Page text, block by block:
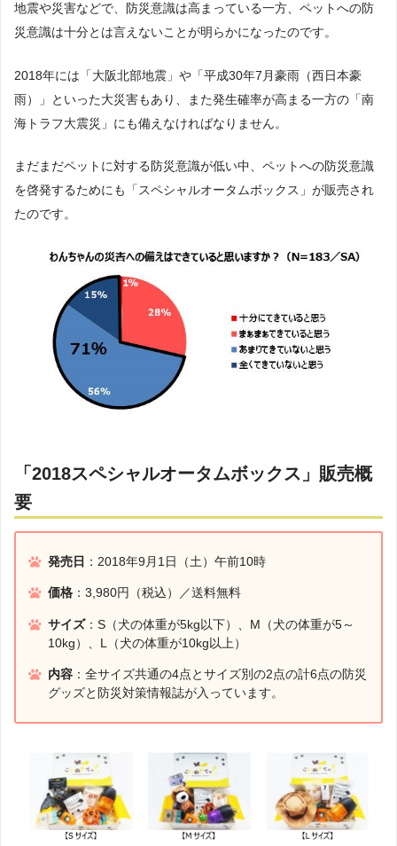
地震や災害などで、防災意識は高まっている一方、ペットへの防
災意識は十分とは言えないことが明らかになったのです。
2018年には「大阪北部地震」や「平成30年7月豪雨（西日本豪
雨）」といった大災害もあり、また発生確率が高まる一方の「南
海トラフ大震災」にも備えなければなりません。
まだまだペットに対する防災意識が低い中、ペットへの防災意識
を啓発するためにも「スペシャルオータムボックス」が販売され
たのです。
「2018スペシャルオータムボックス」販売概
要
発売日 ：2018年9月1日（土）午前10時
価格 ：3,980円（税込）／送料無料
サイズ：S（犬の体重が5kg以下）、M（犬の体重が5～
10kg）、L（犬の体重が10kg以上）
内容 ：全サイズ共通の4点とサイズ別の2点の計6点の防災
グッズと防災対策情報誌が入っています。